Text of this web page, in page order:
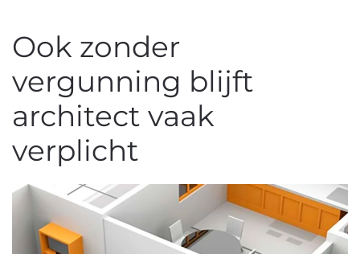
Ook zonder
vergunning blijft
architect vaak
verplicht